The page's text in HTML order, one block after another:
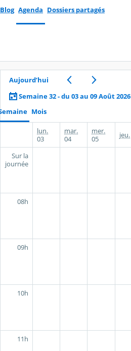
Blog Agenda Dossiers partagés
Aujourd’hui
Semaine 32 - du 03 au 09 Août 2026
Mois
lun.
03
mar.
04
mer.
05
jeu.
Sur la
journée
08h
09h
10h
11h